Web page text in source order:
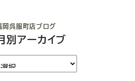
岡呉服町店ブログ
別アーカイブ